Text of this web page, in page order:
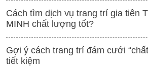
Cách tìm dịch vụ trang trí gia tiên
MINH chất lượng tốt?
Gợi ý cách trang trí đám cưới
tiết kiệm